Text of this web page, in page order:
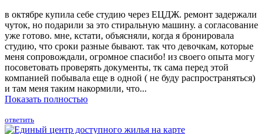
в октябре купила себе студию через ЕЦДЖ. ремонт задержали
чуток, но подарили за это стиральную машину. а согласование
уже готово. мне, кстати, объясняли, когда я бронировала
студию, что сроки разные бывают. так что девочкам, которые
меня сопровождали, огромное спасибо! из своего опыта могу
посоветовать проверять документы, тк сама перед этой
компанией побывала еще в одной ( не буду распространяться)
и там меня таким накормили, что...
Показать полностью
ответить